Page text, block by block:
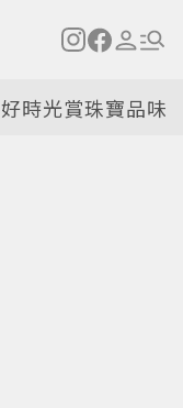
好時光賞珠寶品味